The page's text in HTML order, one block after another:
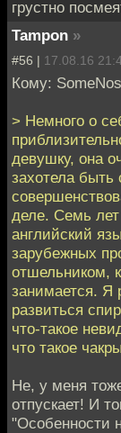
грустно
Tampon »
#56 | 17.08.16
Кому:
> Немного о
девушку, она
захотела
деле. Семь
английский
зарубежных
отшельником,
занимается. Я
развиться
что-такое
что такое
Не, у меня
отпускает! И
"Особенности